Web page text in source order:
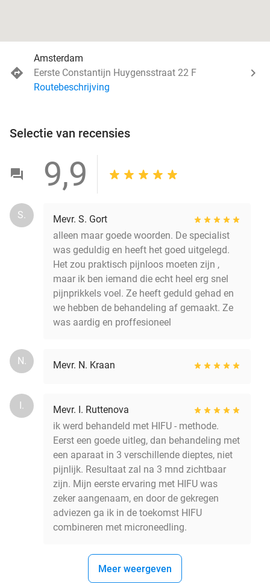
Amsterdam
Eerste Constantijn Huygensstraat 22 F
Routebeschrijving
Selectie van recensies
9,9
S.
Mevr. S. Gort
alleen maar goede woorden. De specialist
was geduldig en heeft het goed uitgelegd.
Het zou praktisch pijnloos moeten zijn ,
maar ik ben iemand die echt heel erg snel
pijnprikkels voel. Ze heeft geduld gehad en
we hebben de behandeling af gemaakt. Ze
was aardig en proffesioneel
N. Mevr. N. Kraan
I.
Mevr. I. Ruttenova
ik werd behandeld met HIFU - methode.
Eerst een goede uitleg, dan behandeling met
een aparaat in 3 verschillende dieptes, niet
pijnlijk. Resultaat zal na 3 mnd zichtbaar
zijn. Mijn eerste ervaring met HIFU was
zeker aangenaam, en door de gekregen
adviezen ga ik in de toekomst HIFU
combineren met microneedling.
Meer weergeven